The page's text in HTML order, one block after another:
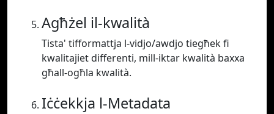
Agħżel il-kwalità
Tista' tifformattja l-vidjo/awdjo tiegħek fi
kwalitajiet differenti, mill-iktar kwalità baxxa
għall-ogħla kwalità.
Iċċekkja l-Metadata